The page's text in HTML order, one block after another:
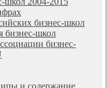
бизнес-школ
бизнес-школ
бизнес-
и содержание